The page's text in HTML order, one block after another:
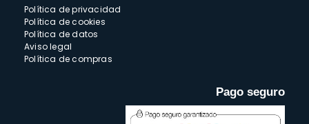
Política de privacidad
Política de cookies
Política de datos
Aviso legal
Política de compras
Pago seguro